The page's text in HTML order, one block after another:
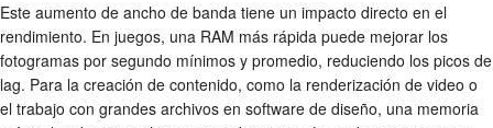
Este aumento de ancho de banda tiene un impacto directo en el
rendimiento. En juegos, una RAM más rápida puede mejorar los
fotogramas por segundo mínimos y promedio, reduciendo los picos de
lag. Para la creación de contenido, como la renderización de video o
el trabajo con grandes archivos en software de diseño, una memoria